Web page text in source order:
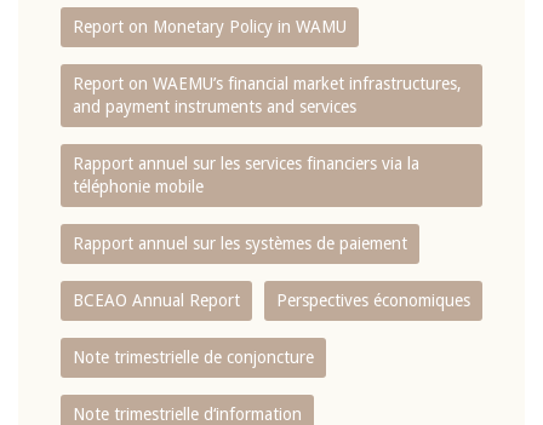
Report on Monetary Policy in WAMU
Report on WAEMU’s financial market infrastructures,
and payment instruments and services
Rapport annuel sur les services financiers via la
téléphonie mobile
Rapport annuel sur les systèmes de paiement
BCEAO Annual Report Perspectives économiques
Note trimestrielle de conjoncture
Note trimestrielle d‘information